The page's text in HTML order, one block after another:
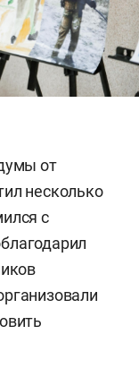
от
несколько
с